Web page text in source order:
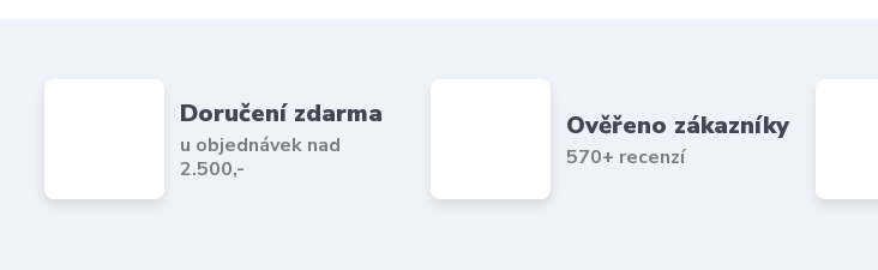
Doručení zdarma
u objednávek nad
2.500,-
Ověřeno zákazníky
570+ recenzí